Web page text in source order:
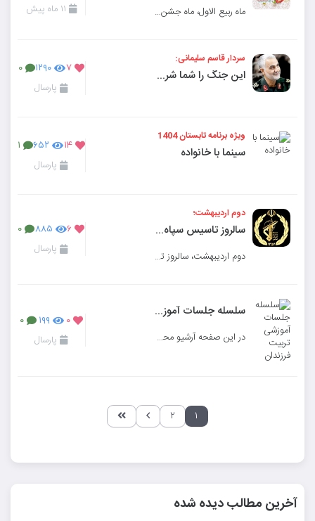
ماه ربیع الاول، ماه جشن و شادی ۱۱ ماه پیش
سردار قاسم سلیمانی:
این جنگ را شما شروع می‌کنید، اما پایانش را ما ترسیم می‌کنیم! ۷ ۱۲۹۰ ۰
پارسال
ویژه برنامه تابستان 1404
سینما با خانواده ۱۴ ۶۵۲ ۱
پارسال
دوم اردیبهشت؛
سالروز تاسیس سپاه پاسداران انقلاب اسلامی گرامی باد.
دوم اردیبهشت، سالروز تاسیس سپاه پاسداران انقلاب اسلامی گرامی باد.
۶ ۸۸۵ ۰
پارسال
سلسله جلسات آموزشی تربیت فرزندان
در این صفحه آرشیو محتوای ارائه شده در سلسله جلسات آموزشی تربیت فرزندان با حضور دکتر روح الله کریمی خ
۰ ۱۹۹ ۰
پارسال
۱ ۲
آخرین مطالب دیده شده